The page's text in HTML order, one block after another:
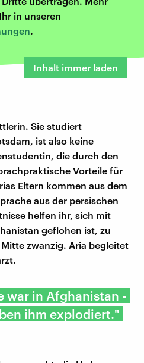
in unseren
.
Inhalt immer laden
Sie studiert
ist also keine
die durch den
Vorteile für
Eltern kommen aus dem
aus der persischen
helfen ihr, sich mit
geflohen ist, zu
zwanzig. Aria begleitet
war in Afghanistan -
ihm explodiert."